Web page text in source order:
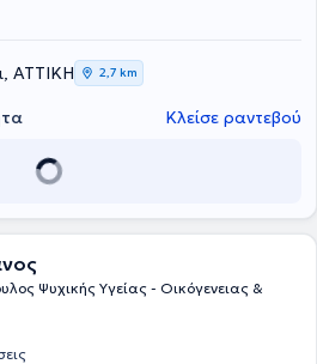
το μονοετές πρόγραμμα "Diploma in
αναγνωρισμένο πρόγραμμα
ΑΤΤΙΚΗ 2,7 km
Κλείσε ραντεβού
Ψυχικής Υγείας - Οικόγενειας &